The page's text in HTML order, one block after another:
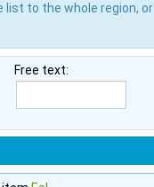
list to the whole region, or
Free text: